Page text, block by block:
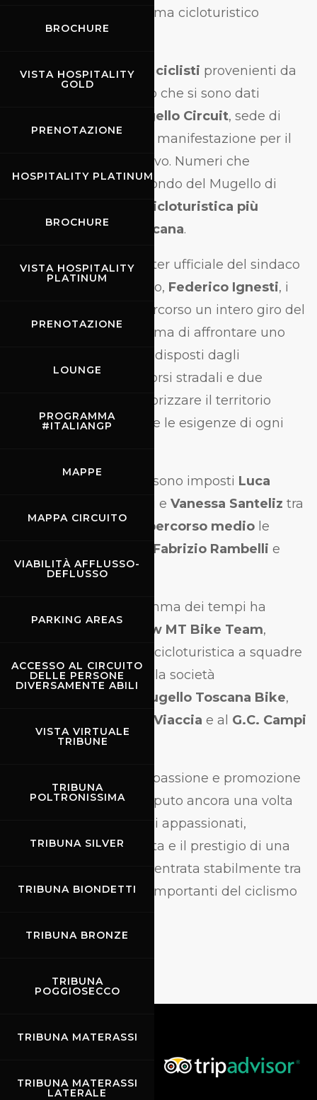
BROCHURE
VISTA HOSPITALITY
GOLD
PRENOTAZIONE
HOSPITALITY PLATINUM
BROCHURE
VISTA HOSPITALITY
PLATINUM
PRENOTAZIONE
LOUNGE
PROGRAMMA
#ITALIANGP
MAPPE
MAPPA CIRCUITO
VIABILITÀ AFFLUSSO-
DEFLUSSO
PARKING AREAS
ACCESSO AL CIRCUITO
DELLE PERSONE
DIVERSAMENTE ABILI
VISTA VIRTUALE
TRIBUNE
TRIBUNA
POLTRONISSIMA
TRIBUNA SILVER
TRIBUNA BIONDETTI
TRIBUNA BRONZE
TRIBUNA
POGGIOSECCO
TRIBUNA MATERASSI
TRIBUNA MATERASSI
LATERALE
riferimento nel panorama cicloturistico
regionale.
Sono stati infatti1.115 i ciclisti provenienti da
tutta Italia e dall'estero che si sono dati
Mugello Circuit, sede di
partenza e arrivo della manifestazione per il
quarto anno consecutivo. Numeri che
consentono alla Granfondo del Mugello di
cicloturistica più
partecipata della Toscana.
Dopo il saluto e lo starter ufficiale del sindaco
di Scarperia e San Piero, Federico Ignesti, i
partecipanti hanno percorso un intero giro del
celebre autodromo prima di affrontare uno
dei cinque itinerari predisposti dagli
organizzatori: tre percorsi stradali e due
gravel, studiati per valorizzare il territorio
mugellano e soddisfare le esigenze di ogni
si sono imposti Luca
tra gli uomini e Vanessa Santeliz tra
le donne, mentre nel
percorso medio le
Fabrizio Rambelli e
Rasa Rumsaite
Nella classifica per somma dei tempi ha
New MT Bike Team,
mentre la graduatoria cicloturistica a squadre
ha visto il successo della società
ASD Mugello Toscana Bike,
Ciclistica Viaccia e al G.C. Campi
Una giornata di sport, passione e promozione
del territorio che ha saputo ancora una volta
richiamare centinaia di appassionati,
confermando la crescita e il prestigio di una
manifestazione ormai entrata stabilmente tra
gli appuntamenti più importanti del ciclismo